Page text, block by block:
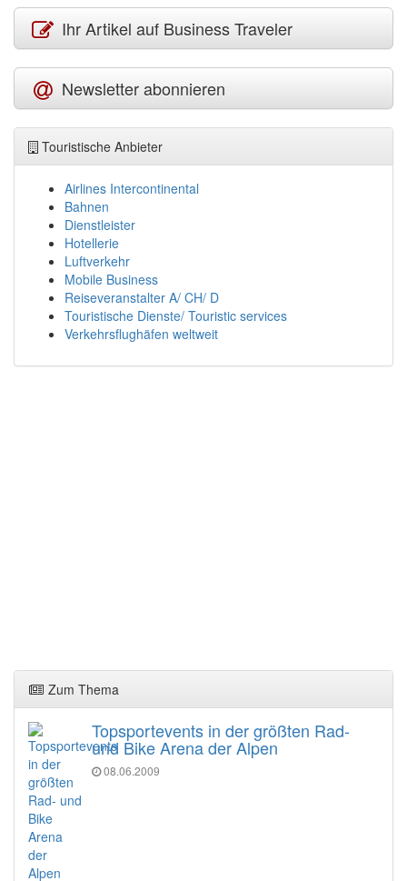
Ihr Artikel auf Business Traveler
Newsletter abonnieren
Touristische Anbieter
Airlines Intercontinental
Bahnen
Dienstleister
Hotellerie
Luftverkehr
Mobile Business
Reiseveranstalter A/ CH/ D
Touristische Dienste/ Touristic services
Verkehrsflughäfen weltweit
Zum Thema
Topsportevents in der größten Rad-
und Bike Arena der Alpen
08.06.2009